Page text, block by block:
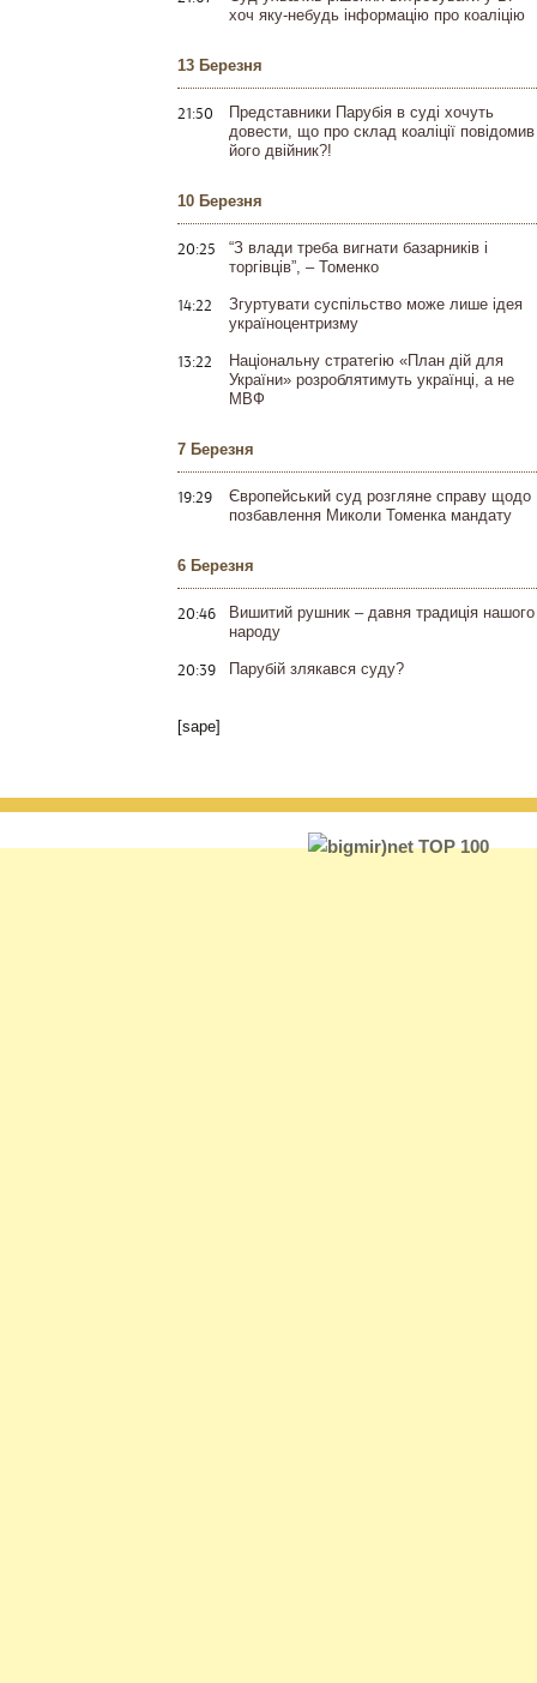
хоч яку-небудь інформацію про коаліцію
13 Березня
21:50
Представники Парубія в суді хочуть
довести, що про склад коаліції повідомив
його двійник?!
10 Березня
20:25
“З влади треба вигнати базарників і
торгівців”, – Томенко
14:22
Згуртувати суспільство може лише ідея
україноцентризму
13:22
Національну стратегію «План дій для
України» розроблятимуть українці, а не
МВФ
7 Березня
19:29
Європейський суд розгляне справу щодо
позбавлення Миколи Томенка мандату
6 Березня
20:46
Вишитий рушник – давня традиція нашого
народу
20:39 Парубій злякався суду?
[sape]